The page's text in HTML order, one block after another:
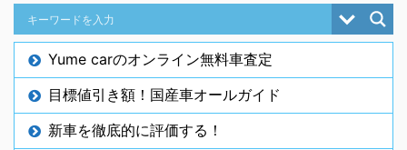
Yume carのオンライン無料車査定
目標値引き額！国産車オールガイド
新車を徹底的に評価する！